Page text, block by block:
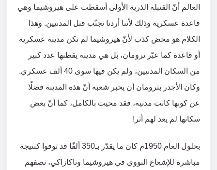
العالم أنّ القنبلة الذرية الأولى أسقطت على هيروشيما وهي
قاعدة عسكرية وذلك لأننا أردنا تجنّب قتل المدنيين. وهذا
الكلام هو محض كذب لأنّ هيروشيما لم تكن مدينة عسكرية
أو قاعدة كما عبّر ترومان، بل هي مدينة يقطنها عدد كبير
من السكان المدنيين، ولم يكن فيها سوى 40 ألف عسكري.
وكان الأجدر بترومان أن يخبر شعبه أنّ هذه المدينة فضلًا
عن كونها كانت مدنية، فقد محيت بالكامل، كما أنّ بعض
سكانها لم يعد لهم أثر!
بحلول العام 1950م كان ما يقدّر بـ350 ألفًا قد توفوا كنتيجة
مباشرة للإشعاع النووي في هيروشيما وناكازاكي، نصفهم